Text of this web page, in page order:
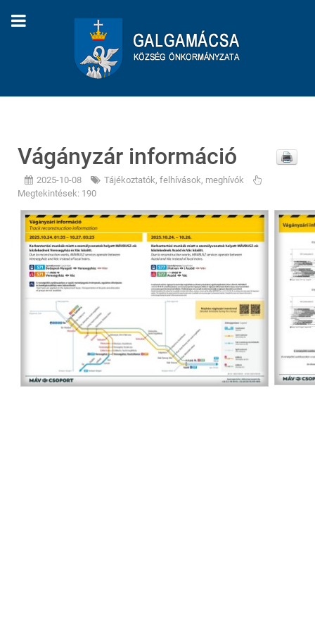
Vágányzár információ
2025-10-08
Tájékoztatók, felhívások, meghívók
Megtekintések: 190